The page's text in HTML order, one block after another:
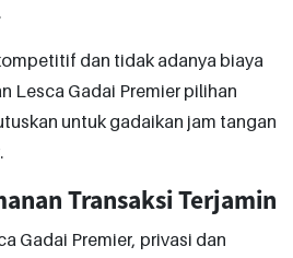
dan tidak adanya biaya
Lesca Gadai Premier pilihan
untuk gadaikan jam tangan
Transaksi Terjamin
Gadai Premier, privasi dan